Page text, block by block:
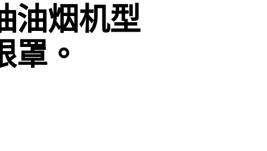
油烟机型
罩。